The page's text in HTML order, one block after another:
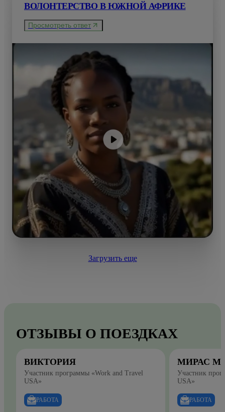
ВОЛОНТЕРСТВО В ЮЖНОЙ АФРИКЕ
Просмотреть ответ
Загрузить еще
ОТЗЫВЫ О ПОЕЗДКАХ
ВИКТОРИЯ
Участник программы «Work and Travel
USA»
РАБОТА
МИРАС
Участник
USA»
РАБОТА